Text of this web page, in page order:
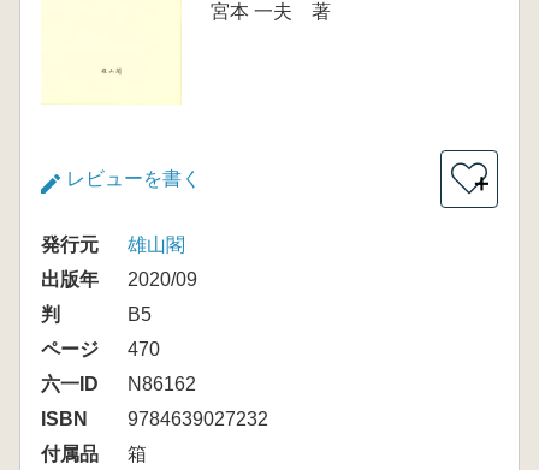
宮本 一夫 著
レビューを書く ＋
発行元
雄山閣
出版年
2020/09
判
B5
ページ
470
六一ID
N86162
ISBN
9784639027232
付属品
箱